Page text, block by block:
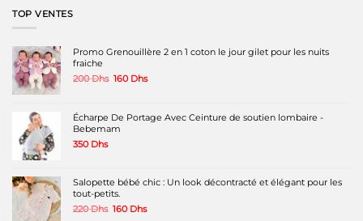
TOP VENTES
Promo Grenouillère 2 en 1 coton le jour gilet pour les nuits
fraiche
200Dhs Le
était :
200 Dhs.
160 DhsLe
160 Dhs.
Écharpe De Portage Avec Ceinture de soutien lombaire -
Bebemam
350 Dhs
Salopette bébé chic : Un look décontracté et élégant pour les
tout-petits.
220Dhs Le
160 DhsLe